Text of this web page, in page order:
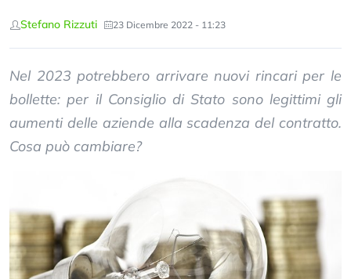
Stefano Rizzuti 23 Dicembre 2022 - 11:23
Nel 2023 potrebbero arrivare nuovi rincari per le
bollette: per il Consiglio di Stato sono legittimi gli
aumenti delle aziende alla scadenza del contratto.
Cosa può cambiare?